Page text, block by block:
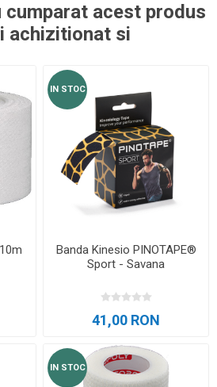
cumparat acest produs
achizitionat si
IN STOC
Banda Kinesio PINOTAPE®
Sport - Savana
41,00 RON
IN STOC